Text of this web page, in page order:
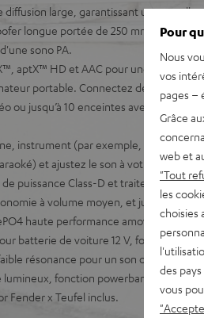
diffusion large, garantissant une
longue portée de 250 mm, elle offre
sono PA.
aptX™ HD et AAC pour une
portable. Connectez deux Fender x
ou jusqu’à 10 enceintes avec des câbles
instrument (par exemple, guitare) et
et ajustez le son à votre
puissance Class-D et traitement
à volume moyen, et jusqu'à 31
haute performance amovible avec
batterie de voiture 12 V,
résonance pour un son optimal.
lumineux, fonction powerbank USB-C,
Fender x Teufel inclus.
Pour
Nous
vos
pages –
Grâce
web et
"Tout
les
choisies
des
vous